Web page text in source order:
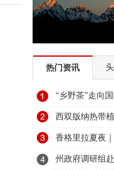
热门资讯
“乡野茶”走向
西双版纳热带
叶当舟
香格里拉夏夜
州政府调研组